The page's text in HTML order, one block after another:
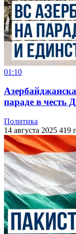
01:10
параде в честь
Политика
14 августа 2025 419